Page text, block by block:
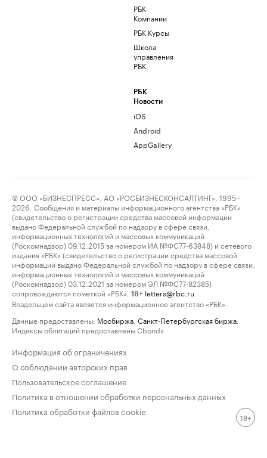
РБК
Компании
РБК Курсы
Школа
управления
РБК
РБК
Новости
iOS
Android
AppGallery
© ООО «БИЗНЕСПРЕСС», АО «РОСБИЗНЕСКОНСАЛТИНГ», 1995–
2026. Сообщения и материалы информационного агентства «РБК»
(свидетельство о регистрации средства массовой информации
выдано Федеральной службой по надзору в сфере связи,
информационных технологий и массовых коммуникаций
(Роскомнадзор) 09.12.2015 за номером ИА №ФС77-63848) и сетевого
издания «РБК» (свидетельство о регистрации средства массовой
информации выдано Федеральной службой по надзору в сфере связи,
информационных технологий и массовых коммуникаций
(Роскомнадзор) 03.12.2021 за номером ЭЛ №ФС77-82385)
сопровождаются пометкой «РБК».
18+ letters@rbc.ru
Владельцем сайта является информационное агентство «РБК».
Данные предоставлены: Мосбиржа Санкт-Петербургская биржа
Индексы облигаций предоставлены Cbonds.
Информация об ограничениях
О соблюдении авторских прав
Пользовательское соглашение
Политика в отношении обработки персональных данных
Политика обработки файлов cookie
18+